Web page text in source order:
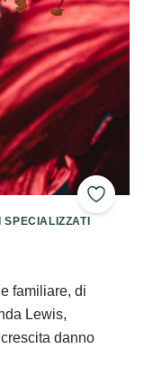
SPECIALIZZATI
familiare, di
Lewis,
danno